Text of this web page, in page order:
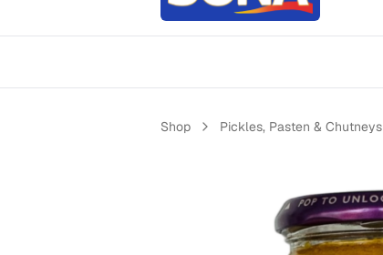
Shop Pickles, Pasten & Chutneys